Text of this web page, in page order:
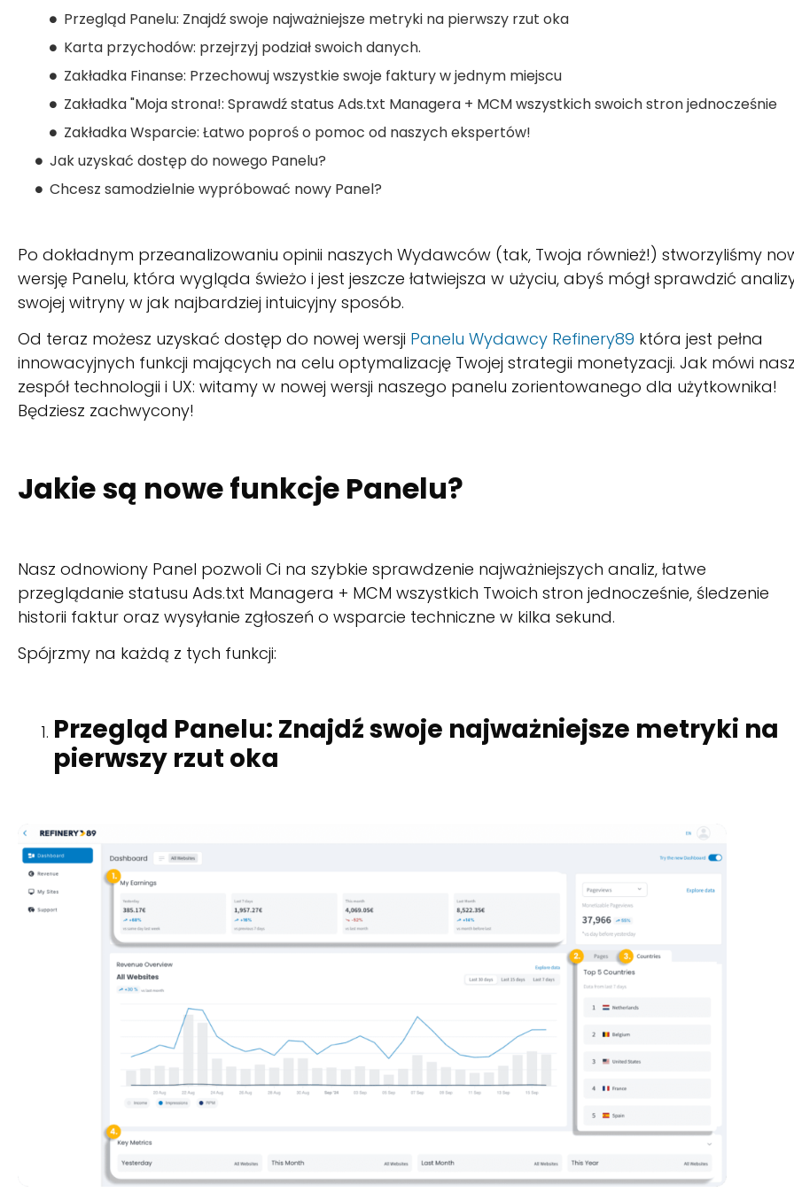
Przegląd Panelu: Znajdź swoje najważniejsze metryki na pierwszy rzut oka
Karta przychodów: przejrzyj podział swoich danych.
Zakładka Finanse: Przechowuj wszystkie swoje faktury w jednym miejscu
Zakładka "Moja strona!: Sprawdź status Ads.txt Managera + MCM wszystkich swoich stron jednocześnie
Zakładka Wsparcie: Łatwo poproś o pomoc od naszych ekspertów!
Jak uzyskać dostęp do nowego Panelu?
Chcesz samodzielnie wypróbować nowy Panel?
Po dokładnym przeanalizowaniu opinii naszych Wydawców (tak, Twoja również!) stworzyliśmy
wersję Panelu, która wygląda świeżo i jest jeszcze łatwiejsza w użyciu, abyś mógł sprawdzić
swojej witryny w jak najbardziej intuicyjny sposób.
Od teraz możesz uzyskać dostęp do nowej wersji Panelu Wydawcy Refinery89 która jest pełna
innowacyjnych funkcji mających na celu optymalizację Twojej strategii monetyzacji. Jak mówi
zespół technologii i UX: witamy w nowej wersji naszego panelu zorientowanego dla użytkownika!
Będziesz zachwycony!
Jakie są nowe funkcje Panelu?
Nasz odnowiony Panel pozwoli Ci na szybkie sprawdzenie najważniejszych analiz, łatwe
przeglądanie statusu Ads.txt Managera + MCM wszystkich Twoich stron jednocześnie, śledzenie
historii faktur oraz wysyłanie zgłoszeń o wsparcie techniczne w kilka sekund.
Spójrzmy na każdą z tych funkcji:
Przegląd Panelu: Znajdź swoje najważniejsze metryki na
pierwszy rzut oka